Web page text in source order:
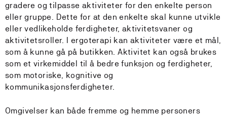
gradere og tilpasse aktiviteter for den enkelte person
eller gruppe. Dette for at den enkelte skal kunne utvikle
eller vedlikeholde ferdigheter, aktivitetsvaner og
aktivitetsroller. I ergoterapi kan aktiviteter være et mål,
som å kunne gå på butikken. Aktivitet kan også brukes
som et virkemiddel til å bedre funksjon og ferdigheter,
som motoriske, kognitive og
kommunikasjonsferdigheter.
Omgivelser kan både fremme og hemme personers